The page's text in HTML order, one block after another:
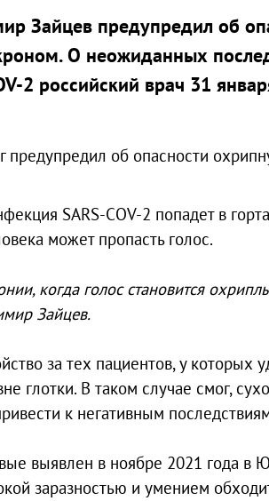
Зайцев предупредил об
О неожиданных
2 российский врач 31
SARS-COV-2 попадет в
может пропасть голос.
когда голос становится
Зайцев.
за тех пациентов, у которых
глотки. В таком случае смог,
к негативным
выявлен в ноябре 2021 года в
заразностью и умением